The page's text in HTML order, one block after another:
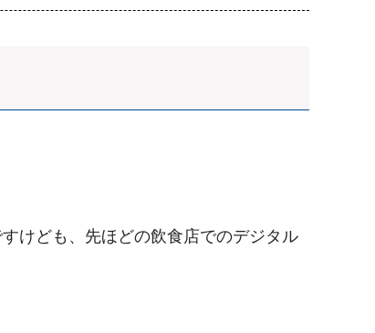
けども、先ほどの飲食店でのデジタル